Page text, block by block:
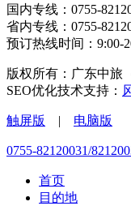
国内专线：0755-
省内专线：0755-
预订热线时间：9:00-
版权所有：广东中旅
SEO优化技术支持：
触屏版 | 电脑版
0755-82120031/
首页
目的地